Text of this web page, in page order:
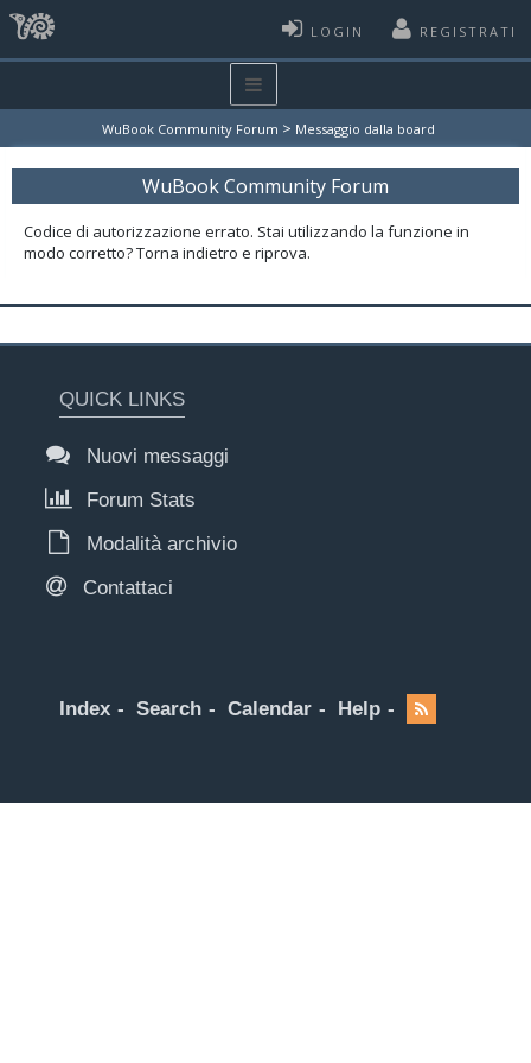
LOGIN REGISTRATI
WuBook Community Forum > Messaggio dalla board
WuBook Community Forum
Codice di autorizzazione errato. Stai utilizzando la funzione in
modo corretto? Torna indietro e riprova.
QUICK LINKS
Nuovi messaggi
Forum Stats
Modalità archivio
Contattaci
Index Search Calendar Help